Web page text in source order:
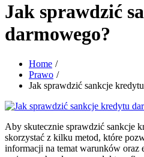
Jak sprawdzić
darmowego?
Home
Prawo
Jak sprawdzić sankcje
Aby skutecznie sprawdzić sankcje
skorzystać z kilku metod, które
informacji na temat warunków oraz